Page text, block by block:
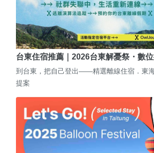
台東住宿推薦｜2026台東解憂祭・數
到台東，把自己登出——精選離線住宿．東
提案